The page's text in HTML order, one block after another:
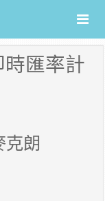
時匯率計
克朗